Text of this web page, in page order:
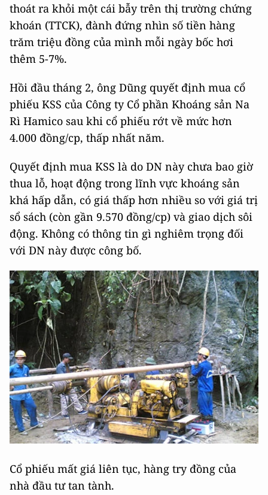
thoát ra khỏi một cái bẫy trên thị trường chứng
khoán (TTCK), đành đứng nhìn số tiền hàng
trăm triệu đồng của mình mỗi ngày bốc hơi
thêm 5-7%.
Hồi đầu tháng 2, ông Dũng quyết định mua cổ
phiếu KSS của Công ty Cổ phần Khoáng sản Na
Rì Hamico sau khi cổ phiếu rớt về mức hơn
4.000 đồng/cp, thấp nhất năm.
Quyết định mua KSS là do DN này chưa bao giờ
thua lỗ, hoạt động trong lĩnh vực khoáng sản
khá hấp dẫn, có giá thấp hơn nhiều so với giá trị
sổ sách (còn gần 9.570 đồng/cp) và giao dịch sôi
động. Không có thông tin gì nghiêm trọng đối
với DN này được công bố.
Cổ phiếu mất giá liên tục, hàng try đồng của
nhà đầu tư tan tành.